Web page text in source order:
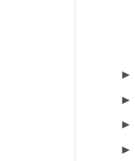
►
►
►
►